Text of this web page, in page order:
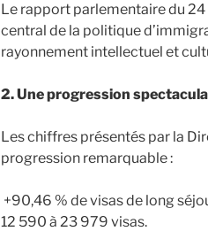
Le rapport parlementaire du
central de la politique
rayonnement intellectuel et
2. Une progression
Les chiffres présentés par la
progression remarquable :
+90,46 % de visas de long
12 590 à 23 979 visas.